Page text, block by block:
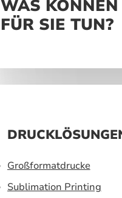
WAS
FÜR SIE TUN?
Großformatdrucke
Sublimation Printing